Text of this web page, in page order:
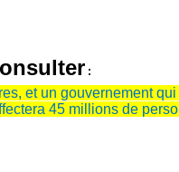
:
et un gouvernement
45 millions de